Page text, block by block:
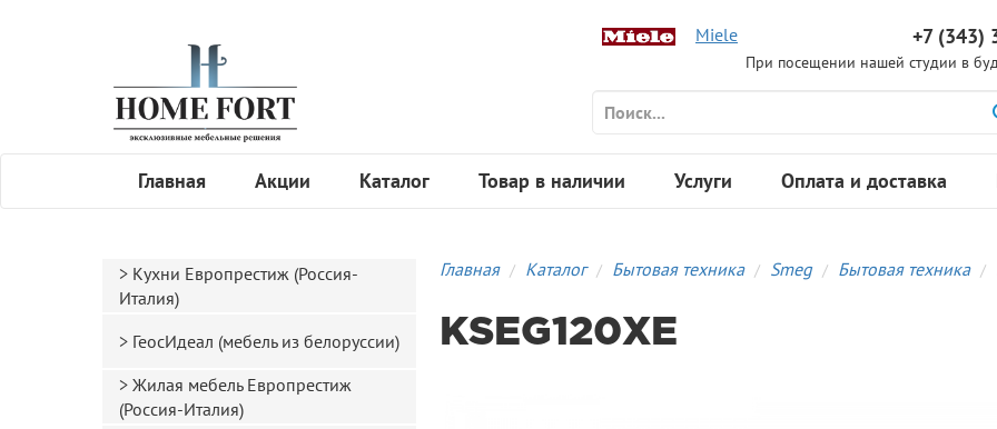
Miele +7 (343)
При посещении нашей студии в
Главная Акции Каталог Товар в наличии Услуги Оплата и доставка
Главная Каталог Бытовая техника Smeg Бытовая техника
Кухни Европрестиж (Россия-
Италия)
ГеосИдеал (мебель из белоруссии)
Жилая мебель Европрестиж
(Россия-Италия)
KSEG120XE